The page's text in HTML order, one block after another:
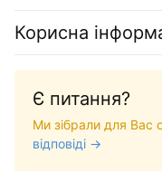
Корисна
Є питання?
Ми зібрали для Вас
відповіді →